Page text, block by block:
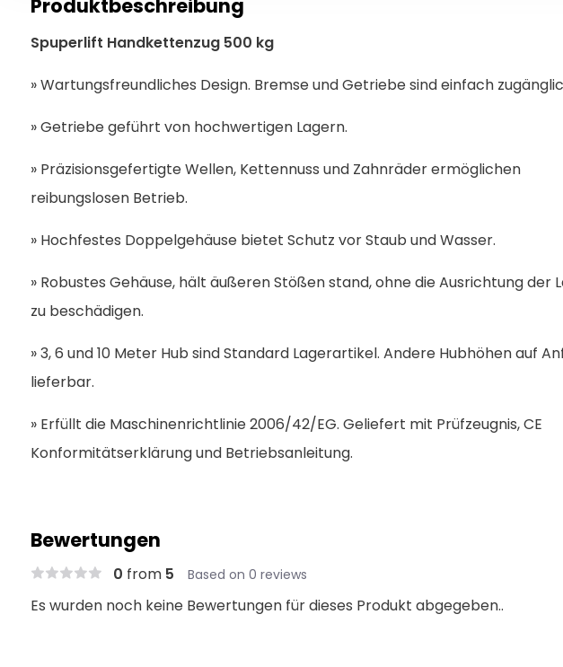
Produktbeschreibung
Spuperlift Handkettenzug 500 kg
» Wartungsfreundliches Design. Bremse und Getriebe sind einfach
» Getriebe geführt von hochwertigen Lagern.
» Präzisionsgefertigte Wellen, Kettennuss und Zahnräder ermöglichen
reibungslosen Betrieb.
» Hochfestes Doppelgehäuse bietet Schutz vor Staub und Wasser.
» Robustes Gehäuse, hält äußeren Stößen stand, ohne die Ausrichtung der
zu beschädigen.
» 3, 6 und 10 Meter Hub sind Standard Lagerartikel. Andere Hubhöhen auf
lieferbar.
» Erfüllt die Maschinenrichtlinie 2006/42/EG. Geliefert mit Prüfzeugnis, CE
Konformitätserklärung und Betriebsanleitung.
Bewertungen
0 from 5 Based on 0 reviews
Es wurden noch keine Bewertungen für dieses Produkt abgegeben..